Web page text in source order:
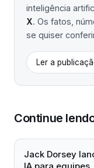
inteligência
X. Os fatos,
se quiser
Ler a
Continue
Jack Dorsey